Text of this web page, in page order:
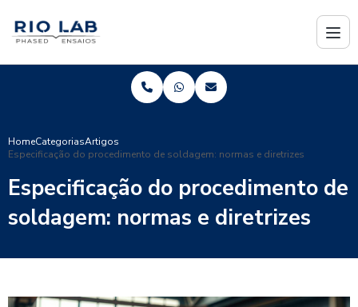
HomeCategoriasArtigos
Especificação do procedimento de soldagem: normas e diretrizes
Especificação do procedimento de
soldagem: normas e diretrizes